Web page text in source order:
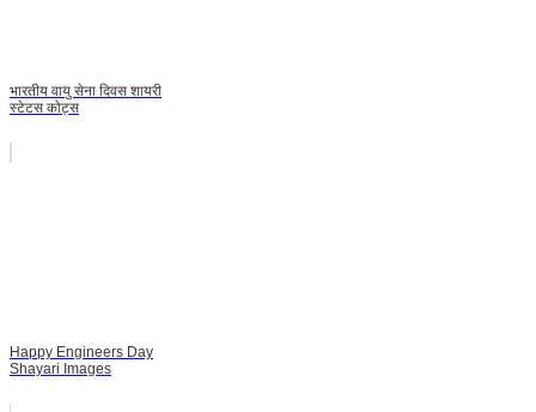
भारतीय वायु सेना दिवस शायरी
स्टेटस कोट्स
Happy Engineers Day
Shayari Images